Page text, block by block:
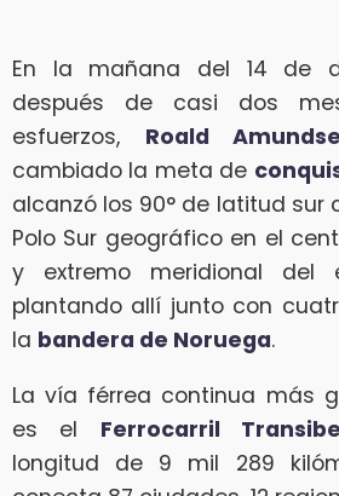
En la mañana del 14 de
después de casi dos
esfuerzos, Roald
cambiado la meta de
alcanzó los 90° de latitud sur
Polo Sur geográfico en el
y extremo meridional
plantando allí junto con
la bandera de Noruega.
La vía férrea continua más
es el Ferrocarril
longitud de 9 mil 289